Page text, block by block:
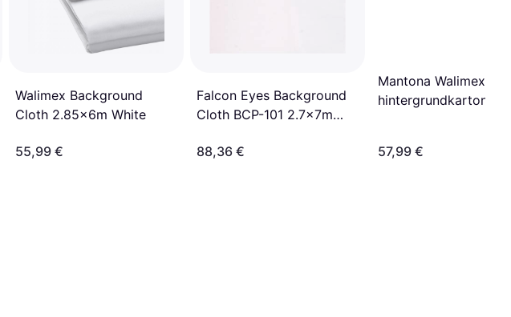
Walimex Background
Cloth 2.85x6m White
55,99 €
Falcon Eyes Background
Cloth BCP-101 2.7x7m
88,36 €
Mantona Walimex pro
hintergrundkarton
150 g/m2
57,99 €